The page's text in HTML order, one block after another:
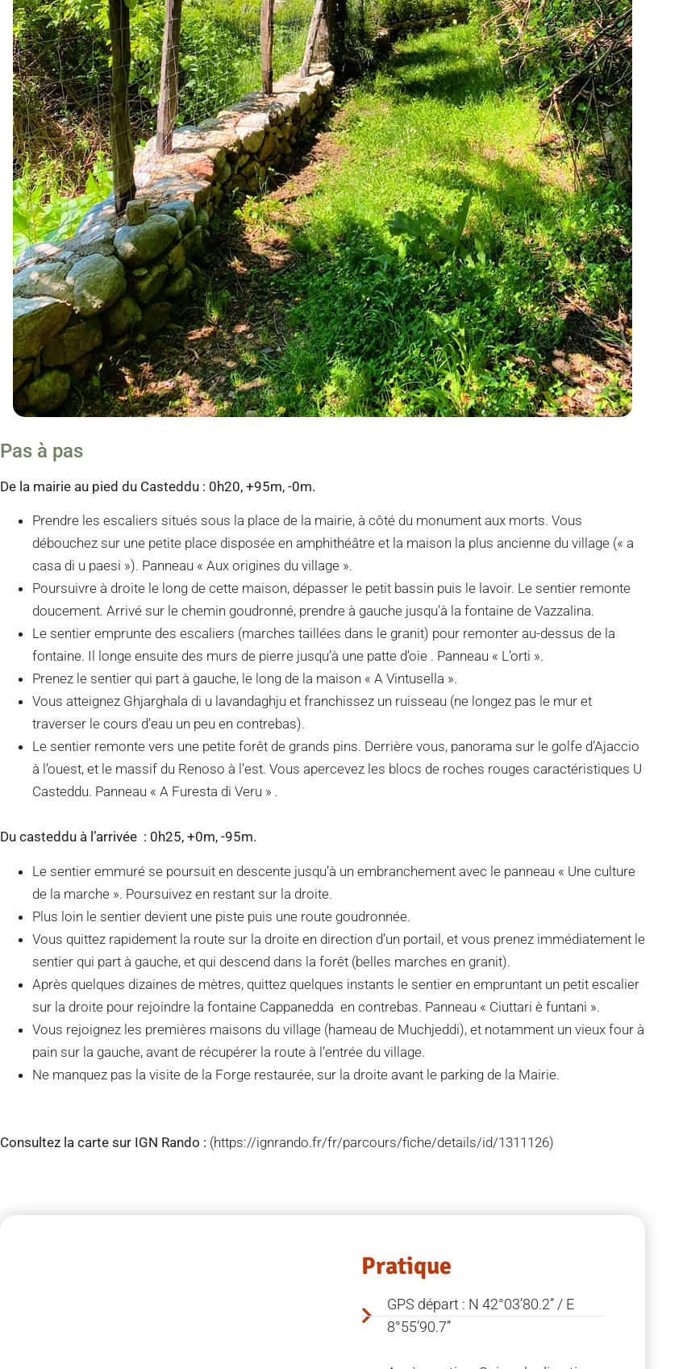
Pas à pas
De la mairie au pied du Casteddu : 0h20, +95m, -0m.
Prendre les escaliers situés sous la place de la mairie, à côté du monument aux morts. Vous
débouchez sur une petite place disposée en amphithéâtre et la maison la plus ancienne du village (« a
casa di u paesi »). Panneau « Aux origines du village ».
Poursuivre à droite le long de cette maison, dépasser le petit bassin puis le lavoir. Le sentier remonte
doucement. Arrivé sur le chemin goudronné, prendre à gauche jusqu’à la fontaine de Vazzalina.
Le sentier emprunte des escaliers (marches taillées dans le granit) pour remonter au-dessus de la
fontaine. Il longe ensuite des murs de pierre jusqu’à une patte d’oie . Panneau « L’orti ».
Prenez le sentier qui part à gauche, le long de la maison « A Vintusella ».
Vous atteignez Ghjarghala di u lavandaghju et franchissez un ruisseau (ne longez pas le mur et
traverser le cours d’eau un peu en contrebas).
Le sentier remonte vers une petite forêt de grands pins. Derrière vous, panorama sur le golfe d’Ajaccio
à l’ouest, et le massif du Renoso à l’est. Vous apercevez les blocs de roches rouges caractéristiques U
Casteddu. Panneau « A Furesta di Veru » .
Du casteddu à l’arrivée : 0h25, +0m, -95m.
Le sentier emmuré se poursuit en descente jusqu’à un embranchement avec le panneau « Une culture
de la marche ». Poursuivez en restant sur la droite.
Plus loin le sentier devient une piste puis une route goudronnée.
Vous quittez rapidement la route sur la droite en direction d’un portail, et vous prenez immédiatement le
sentier qui part à gauche, et qui descend dans la forêt (belles marches en granit).
Après quelques dizaines de mètres, quittez quelques instants le sentier en empruntant un petit escalier
sur la droite pour rejoindre la fontaine Cappanedda en contrebas. Panneau « Ciuttari è funtani ».
Vous rejoignez les premières maisons du village (hameau de Muchjeddi), et notamment un vieux four à
pain sur la gauche, avant de récupérer la route à l’entrée du village.
Ne manquez pas la visite de la Forge restaurée, sur la droite avant le parking de la Mairie.
Consultez la carte sur IGN Rando : (https://ignrando.fr/fr/parcours/fiche/details/id/1311126)
Pratique
GPS départ : N 42°03’80.2’’ / E
8°55’90.7’’